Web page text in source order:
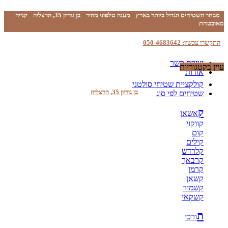
מבחר השטיחים הגדול ביותר בארץ מענה טלפוני מהיר בן גוריון 35, הרצליה
קנייה
מאובטחת
התקשרו עכשיו: 050-4683642
יצירת קשר
אודות
בן גוריון 35, הרצליה
עיין בקטגוריות
קולקציית שטיחי סולטני
שטיחים לפי סוג
קאשאן
קווקזי
קום
קילים
קלרדש
קרבאך
קרמן
קשאן
קשמיר
קשקאי
תורכי